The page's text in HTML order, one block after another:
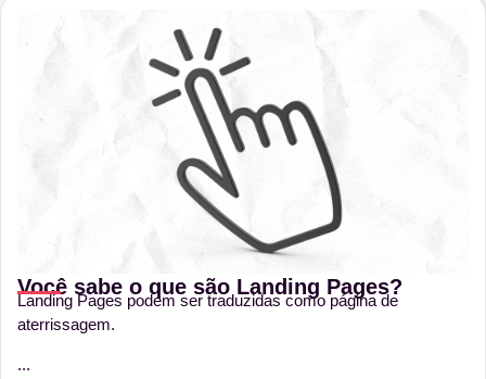
Você sabe o que são Landing Pages?
Landing Pages podem ser traduzidas como página de
aterrissagem.
...